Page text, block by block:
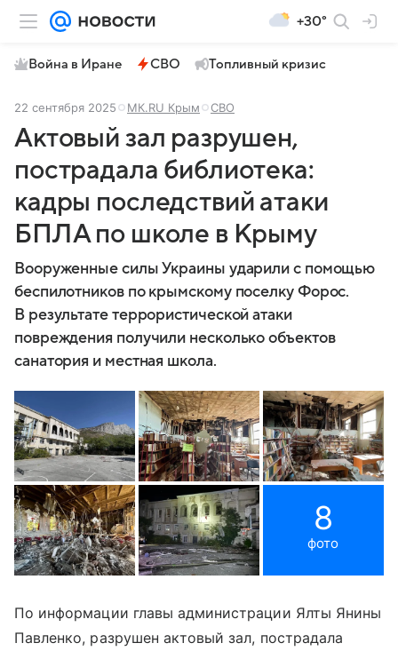
+30°
Война в Иране СВО Топливный кризис
22 сентября 2025 МК.RU Крым СВО
Актовый зал разрушен,
пострадала библиотека:
кадры последствий атаки
БПЛА по школе в Крыму
Вооруженные силы Украины ударили с помощью
беспилотников по крымскому поселку Форос.
В результате террористической атаки
повреждения получили несколько объектов
санатория и местная школа.
8
фото
По информации главы администрации Ялты Янины
Павленко, разрушен актовый зал, пострадала